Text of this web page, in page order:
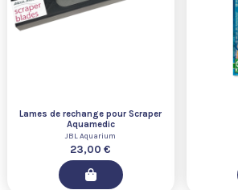
Lames de rechange pour Scraper
Aquamedic
JBL Aquarium
23,00 €